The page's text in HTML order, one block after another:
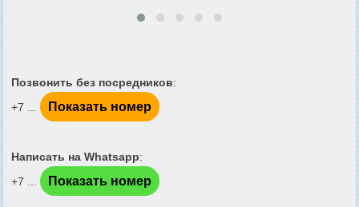
Позвонить без посредников:
+7 ...
Показать номер
Написать на Whatsapp:
+7 ...
Показать номер